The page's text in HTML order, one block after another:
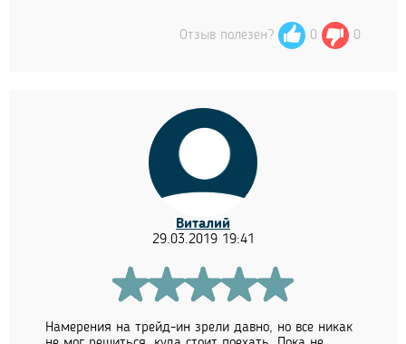
Отзыв полезен? 0 0
Виталий
29.03.2019 19:41
Намерения на трейд-ин зрели давно, но все никак